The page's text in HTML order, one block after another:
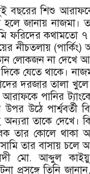
বছরের শিশু
হলে জানায়
ফরিদের কথামতো ৭
নীচতলায় (পার্কিং)
লোকজন না দেখে
যেতে থাকে।
দরজার তালা
পানির
উঠে পার্শ্ববর্তী
অন্যরা তাকে দেখে।
তার কোলে থাকা
তার বাসায় চলে
মো. আব্দুল
প্রসঙ্গে তিনি